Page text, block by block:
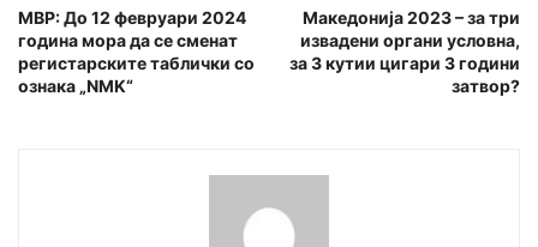
МВР: До 12 февруари 2024
година мора да се сменат
регистарските таблички со
ознака „NMK“
Македонија 2023 – за три
извадени органи условна,
за 3 кутии цигари 3 години
затвор?